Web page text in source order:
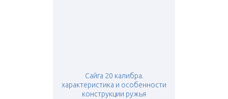
Сайга 20 калибра.
характеристика и особенности
конструкции ружья